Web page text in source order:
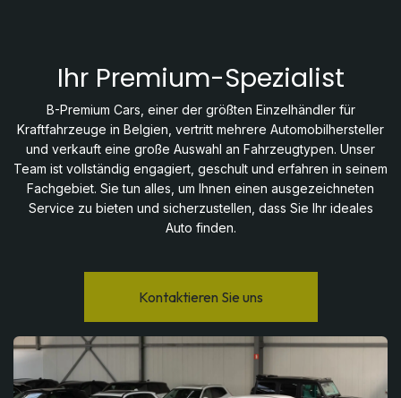
Ihr Premium-Spezialist
B-Premium Cars, einer der größten Einzelhändler für
Kraftfahrzeuge in Belgien, vertritt mehrere Automobilhersteller
und verkauft eine große Auswahl an Fahrzeugtypen. Unser
Team ist vollständig engagiert, geschult und erfahren in seinem
Fachgebiet. Sie tun alles, um Ihnen einen ausgezeichneten
Service zu bieten und sicherzustellen, dass Sie Ihr ideales
Auto finden.
Kontaktieren Sie uns